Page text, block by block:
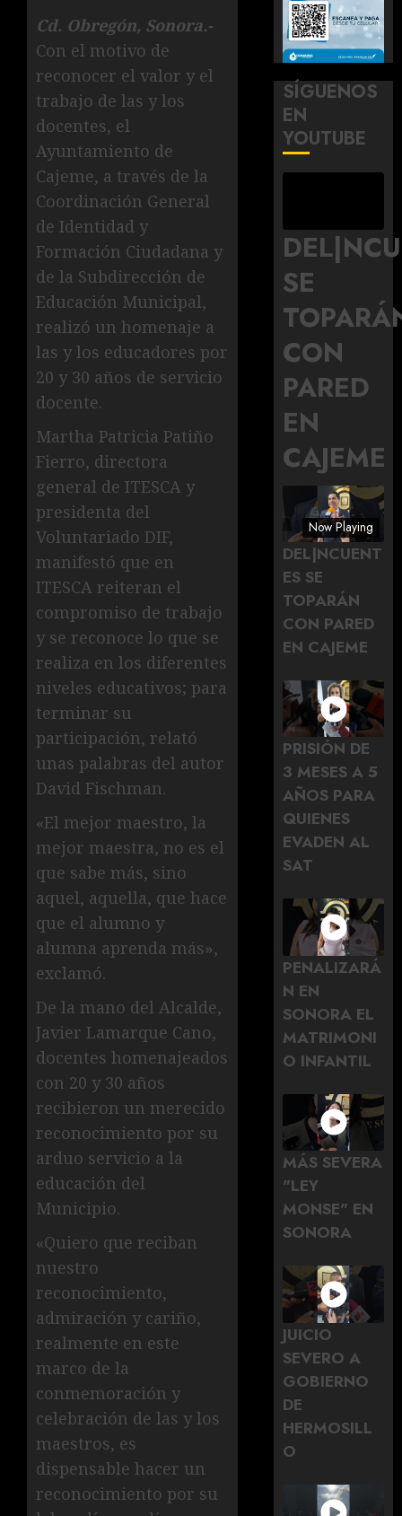
Cd. Obregón, Sonora.-
Con el motivo de
reconocer el valor y el
trabajo de las y los
docentes, el
Ayuntamiento de
Cajeme, a través de la
Coordinación General
de Identidad y
Formación Ciudadana y
de la Subdirección de
Educación Municipal,
realizó un homenaje a
las y los educadores por
20 y 30 años de servicio
docente.
Martha Patricia Patiño
Fierro, directora
general de ITESCA y
presidenta del
Voluntariado DIF,
manifestó que en
ITESCA reiteran el
compromiso de trabajo
y se reconoce lo que se
realiza en los diferentes
niveles educativos; para
terminar su
participación, relató
unas palabras del autor
David Fischman.
«El mejor maestro, la
mejor maestra, no es el
que sabe más, sino
aquel, aquella, que hace
que el alumno y
alumna aprenda más»,
exclamó.
De la mano del Alcalde,
Javier Lamarque Cano,
docentes homenajeados
con 20 y 30 años
recibieron un merecido
reconocimiento por su
arduo servicio a la
educación del
Municipio.
«Quiero que reciban
nuestro
reconocimiento,
admiración y cariño,
realmente en este
marco de la
conmemoración y
celebración de las y los
maestros, es
dispensable hacer un
reconocimiento por su
SÍGUENOS
EN
YOUTUBE
SE
CON
PARED
EN
CAJEME
Now Playing
DEL|NCUENT
ES SE
TOPARÁN
CON PARED
EN CAJEME
PRISIÓN DE
3 MESES A 5
AÑOS PARA
QUIENES
EVADEN AL
SAT
PENALIZARÁ
N EN
SONORA EL
MATRIMONI
O INFANTIL
MÁS SEVERA
"LEY
MONSE" EN
SONORA
JUICIO
SEVERO A
GOBIERNO
DE
HERMOSILL
O